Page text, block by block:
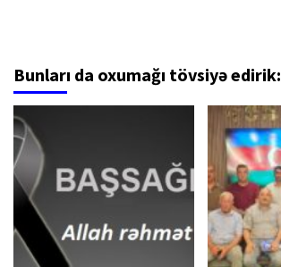
Bunları da oxumağı tövsiyə edirik: